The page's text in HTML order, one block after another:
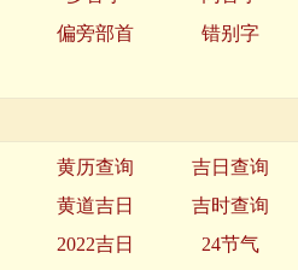
偏旁部首
错别字
黄历查询
吉日查询
黄道吉日
吉时查询
2022吉日
24节气